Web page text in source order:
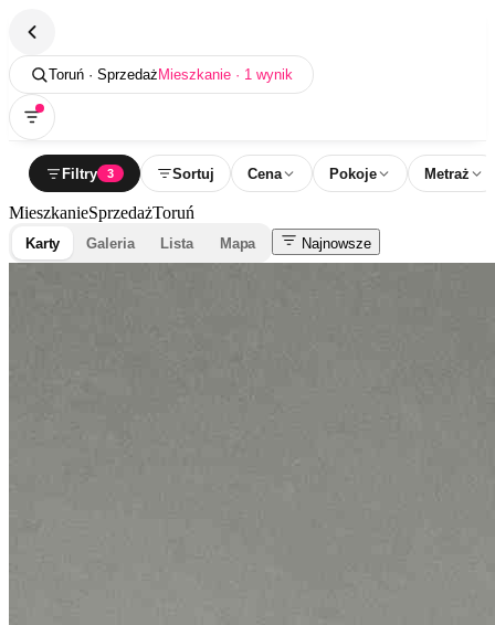
Toruń · Sprzedaż Mieszkanie · 1 wynik
Filtry 3 Sortuj Cena Pokoje Metraż
MieszkanieSprzedażToruń
Karty Galeria Lista Mapa Najnowsze